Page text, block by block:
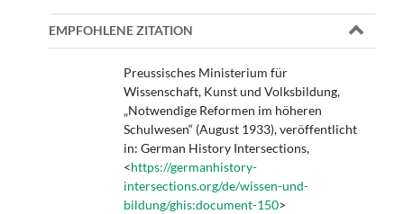
EMPFOHLENE ZITATION
Preussisches Ministerium für
Wissenschaft, Kunst und Volksbildung,
„Notwendige Reformen im höheren
Schulwesen“ (August 1933), veröffentlicht
in: German History Intersections,
<https://germanhistory-
intersections.org/de/wissen-und-
bildung/ghis:document-150>